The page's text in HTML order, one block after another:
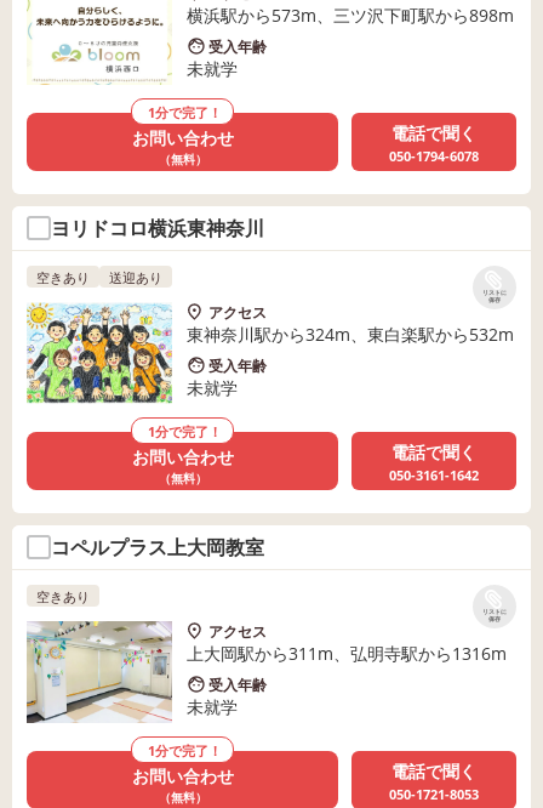
横浜駅から573m、三ツ沢下町駅から898m
受入年齢
未就学
1分で完了！
お問い合わせ
（無料）
電話で聞く
050-1794-6078
ヨリドコロ横浜東神奈川
リストに
保存
空きあり 送迎あり
アクセス
東神奈川駅から324m、東白楽駅から532m
受入年齢
未就学
1分で完了！
お問い合わせ
（無料）
電話で聞く
050-3161-1642
コペルプラス上大岡教室
リストに
保存
空きあり
アクセス
上大岡駅から311m、弘明寺駅から1316m
受入年齢
未就学
1分で完了！
お問い合わせ
（無料）
電話で聞く
050-1721-8053